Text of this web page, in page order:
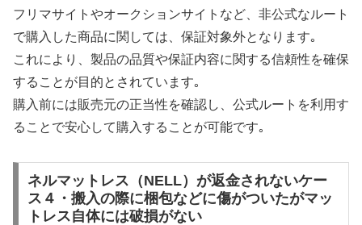
フリマサイトやオークションサイトなど、非公式なルート
で購入した商品に関しては、保証対象外となります｡
これにより、製品の品質や保証内容に関する信頼性を確保
することが目的とされています｡
購入前には販売元の正当性を確認し、公式ルートを利用す
ることで安心して購入することが可能です｡
ネルマットレス（NELL）が返金されないケー
ス４・搬入の際に梱包などに傷がついたがマッ
トレス自体には破損がない